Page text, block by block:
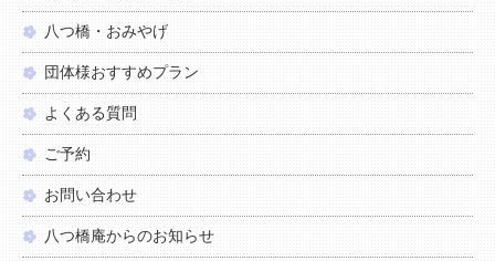
八つ橋・おみやげ
団体様おすすめプラン
よくある質問
ご予約
お問い合わせ
八つ橋庵からのお知らせ